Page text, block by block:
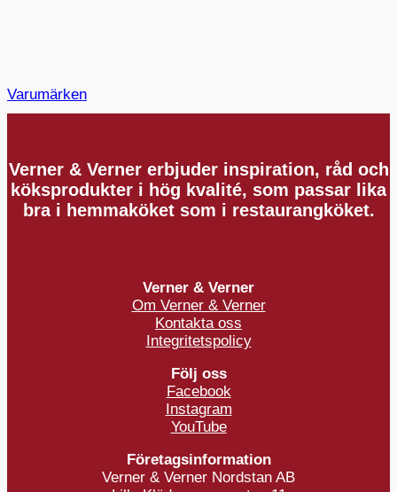
Varumärken
Verner & Verner erbjuder inspiration, råd och
köksprodukter i hög kvalité, som passar lika
bra i hemmaköket som i restaurangköket.
Verner & Verner
Om Verner & Verner
Kontakta oss
Integritetspolicy
Följ oss
Facebook
Instagram
YouTube
Företagsinformation
Verner & Verner Nordstan AB